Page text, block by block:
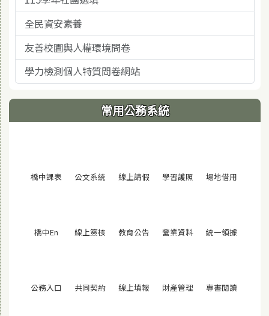
全民資安素養
友善校園與人權環境問卷
學力檢測個人特質問卷網站
常用公務系統
橋中課表 (另開視窗)
公文系統 (另開視窗)
線上請假 (另開視窗)
學習護照 (另開視窗)
場地借用
橋中En (另開視窗)
線上簽核 (另開視窗)
教育公告 (另開視窗)
營業資料(另開視窗)
統一領據
公務入口 (另開視窗)
共同契約(另開視窗)
線上填報 (另開視窗)
財產管理 (另開視窗)
專書閱讀